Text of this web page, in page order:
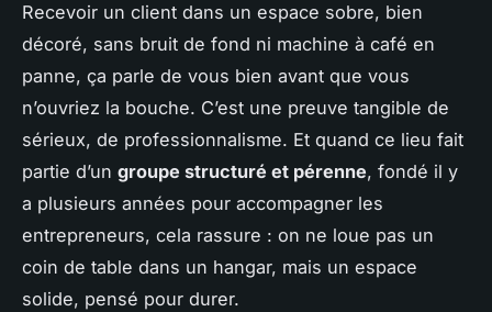
Recevoir un client dans un espace sobre, bien
décoré, sans bruit de fond ni machine à café en
panne, ça parle de vous bien avant que vous
n’ouvriez la bouche. C’est une preuve tangible de
sérieux, de professionnalisme. Et quand ce lieu fait
partie d’un groupe structuré et pérenne, fondé il y
a plusieurs années pour accompagner les
entrepreneurs, cela rassure : on ne loue pas un
coin de table dans un hangar, mais un espace
solide, pensé pour durer.